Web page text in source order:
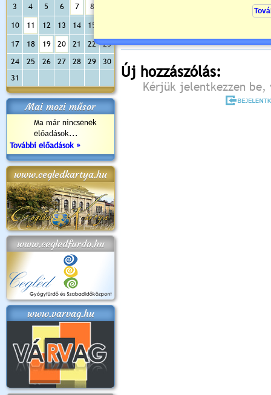
3
4 5 6 7 8
10 11 12 13 14 15
17 18 19 20 21 22
23
24
25 26 27 28 29
30
31
Mai mozi műsor
Ma már nincsenek
előadások...
További előadások »
www.cegledkartya.hu
www.cegledfurdo.hu
www.varvag.hu
Még nincsenek hozzászólások
Új hozzászólás:
Kérjük jelentkezzen be,